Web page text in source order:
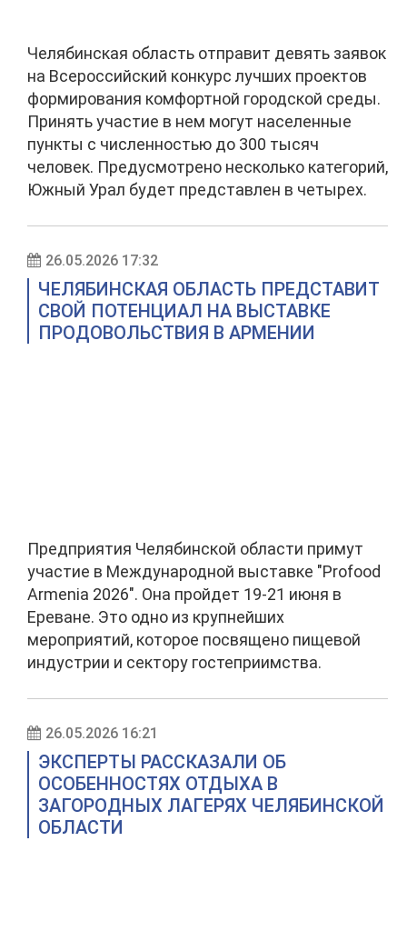
Челябинская область отправит девять заявок
на Всероссийский конкурс лучших проектов
формирования комфортной городской среды.
Принять участие в нем могут населенные
пункты с численностью до 300 тысяч
человек. Предусмотрено несколько категорий,
Южный Урал будет представлен в четырех.
26.05.2026 17:32
ЧЕЛЯБИНСКАЯ ОБЛАСТЬ ПРЕДСТАВИТ
СВОЙ ПОТЕНЦИАЛ НА ВЫСТАВКЕ
ПРОДОВОЛЬСТВИЯ В АРМЕНИИ
Предприятия Челябинской области примут
участие в Международной выставке "Profood
Armenia 2026". Она пройдет 19-21 июня в
Ереване. Это одно из крупнейших
мероприятий, которое посвящено пищевой
индустрии и сектору гостеприимства.
26.05.2026 16:21
ЭКСПЕРТЫ РАССКАЗАЛИ ОБ
ОСОБЕННОСТЯХ ОТДЫХА В
ЗАГОРОДНЫХ ЛАГЕРЯХ ЧЕЛЯБИНСКОЙ
ОБЛАСТИ